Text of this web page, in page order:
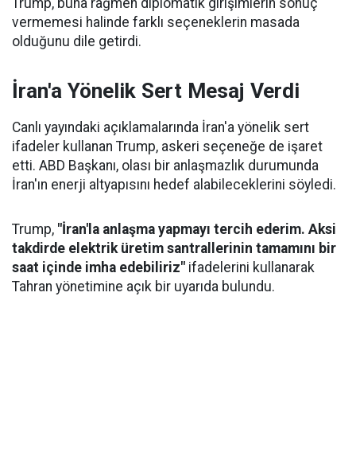
Trump, buna rağmen diplomatik girişimlerin sonuç
vermemesi halinde farklı seçeneklerin masada
olduğunu dile getirdi.
İran'a Yönelik Sert Mesaj Verdi
Canlı yayındaki açıklamalarında İran'a yönelik sert
ifadeler kullanan Trump, askeri seçeneğe de işaret
etti. ABD Başkanı, olası bir anlaşmazlık durumunda
İran'ın enerji altyapısını hedef alabileceklerini söyledi.
Trump, "İran'la anlaşma yapmayı tercih ederim. Aksi
takdirde elektrik üretim santrallerinin tamamını bir
saat içinde imha edebiliriz" ifadelerini kullanarak
Tahran yönetimine açık bir uyarıda bulundu.